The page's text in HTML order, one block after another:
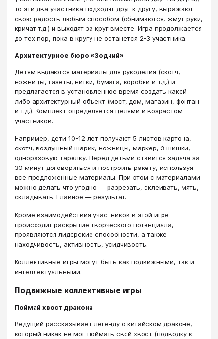
то эти два участника подходят друг к другу, выражают
свою радость любым способом (обнимаются, жмут руки,
кричат т.д.) и выходят за круг вместе. Игра продолжается
до тех пор, пока в кругу не останется 2-3 участника.
Архитектурное бюро «Зодчий»
Детям выдаются материалы для рукоделия (скотч,
ножницы, газеты, нитки, бумага, коробки и т.д.) и
предлагается в установленное время создать какой-
либо архитектурный объект (мост, дом, магазин, фонтан
и т.д.). Комплект определяется целями и возрастом
участников.
Например, дети 10-12 лет получают 5 листов картона,
скотч, воздушный шарик, ножницы, маркер, 3 шишки,
одноразовую тарелку. Перед детьми ставится задача за
30 минут договориться и построить ракету, используя
все предложенные материалы. При этом с материалами
можно делать что угодно — разрезать, склеивать, мять,
складывать. Главное — результат.
Кроме взаимодействия участников в этой игре
происходит раскрытие творческого потенциала,
проявляются лидерские способности, а также
находчивость, активность, усидчивость.
Коллективные игры могут быть как подвижными, так и
интеллектуальными.
Подвижные коллективные игры
Поймай хвост дракона
Ведущий рассказывает легенду о китайском драконе,
который никак не мог поймать свой хвост (подводку к